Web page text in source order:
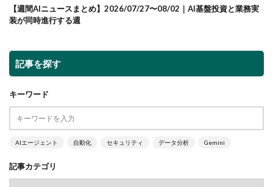
【週間AIニュースまとめ】2026/07/27〜08/02｜AI基盤投資と業務実
装が同時進行する週
記事を探す
キーワード
AIエージェント 自動化 セキュリティ データ分析 Gemini
記事カテゴリ